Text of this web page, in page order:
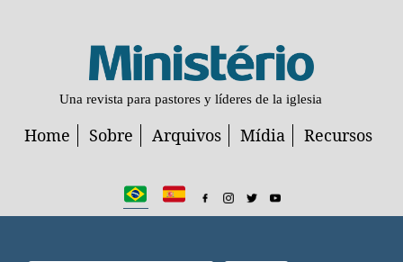
Una revista para pastores y líderes de la iglesia
Home Sobre Arquivos Mídia Recursos